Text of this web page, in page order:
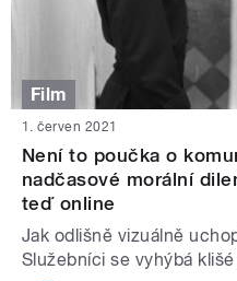
Film
1. červen 2021
Není to poučka o
nadčasové morální
teď online
Jak odlišně vizuálně
Služebníci se vyhýbá